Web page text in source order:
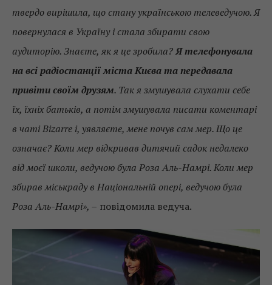
твердо вирішила, що стану українською телеведучою. Я
повернулася в Україну і стала збирати свою
аудиторію. Знаєте, як я це зробила?Я телефонувала
на всі радіостанції міста Києва та передавала
привіти своїм друзям. Так я змушувала слухати себе
їх, їхніх батьків, а потім змушувала писати коментарі
в чаті Bizarre і, уявляєте, мене почув сам мер. Що це
означає? Коли мер відкривав дитячий садок недалеко
від моєї школи, ведучою була Роза Аль-Намрі. Коли мер
збирав міськраду в Національній опері, ведучою була
Роза Аль-Намрі», – повідомила ведуча.